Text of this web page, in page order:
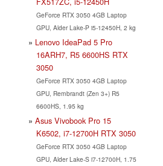
GeForce RTX 3050 4GB Laptop
GPU, Alder Lake-P i5-12450H, 2 kg
Lenovo IdeaPad 5 Pro
16ARH7, R5 6600HS RTX
3050
GeForce RTX 3050 4GB Laptop
GPU, Rembrandt (Zen 3+) R5
6600HS, 1.95 kg
Asus Vivobook Pro 15
K6502, i7-12700H RTX 3050
GeForce RTX 3050 4GB Laptop
GPU, Alder Lake-S i7-12700H, 1.75